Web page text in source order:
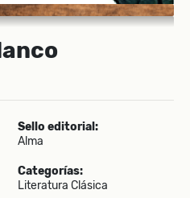
Sello editorial:
Alma
Categorías:
Literatura Clásica